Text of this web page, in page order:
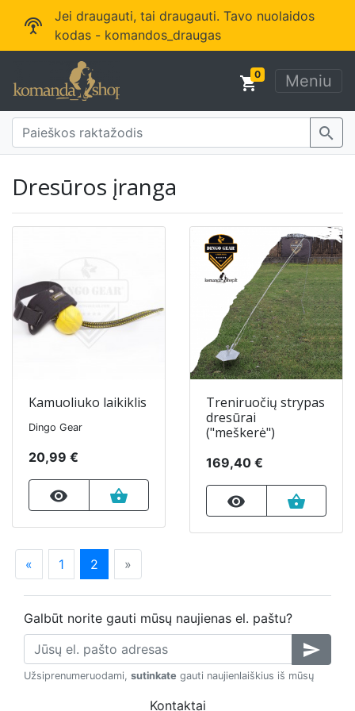
settings_input_antenna
Jei draugauti, tai draugauti. Tavo nuolaidos
kodas - komandos_draugas
shopping_cart0 Meniu
search
Dresūros įranga
Kamuoliuko laikiklis
Dingo Gear
20,99 €
remove_red_eye shopping_basket
Treniruočių strypas
dresūrai
("meškerė")
169,40 €
remove_red_eye shopping_basket
« 1 2 »
Galbūt norite gauti mūsų naujienas el. paštu?
send
Užsiprenumeruodami, sutinkate gauti naujienlaiškius iš mūsų
Kontaktai